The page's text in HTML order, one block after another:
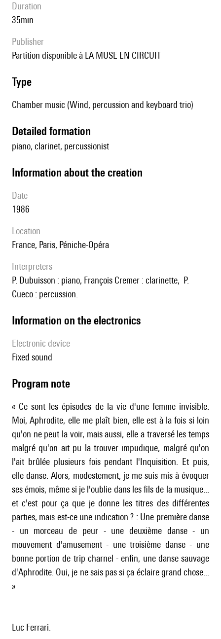
duration
35min
publisher
partition disponible à LA MUSE EN CIRCUIT
type
Chamber music (Wind, percussion and keyboard trio)
detailed formation
piano, clarinet, percussionist
information about the creation
date
1986
location
France, Paris, Péniche-Opéra
interpreters
P. Dubuisson : piano, François Cremer : clarinette, P.
Cueco : percussion.
Information on the electronics
Electronic device
fixed sound
Program note
« Ce sont les épisodes de la vie d'une femme invisible.
Moi, Aphrodite, elle me plaît bien, elle est à la fois si loin
qu'on ne peut la voir, mais aussi, elle a traversé les temps
malgré qu'on ait pu la trouver impudique, malgré qu'on
l'ait brûlée plusieurs fois pendant l'Inquisition. Et puis,
elle danse. Alors, modestement, je me suis mis à évoquer
ses émois, même si je l'oublie dans les fils de la musique...
et c'est pour ça que je donne les titres des différentes
parties, mais est-ce une indication ? : Une première danse
- un morceau de peur - une deuxième danse - un
mouvement d'amusement - une troisième danse - une
bonne portion de trip charnel - enfin, une danse sauvage
d'Aphrodite. Oui, je ne sais pas si ça éclaire grand chose...
»
Luc Ferrari.